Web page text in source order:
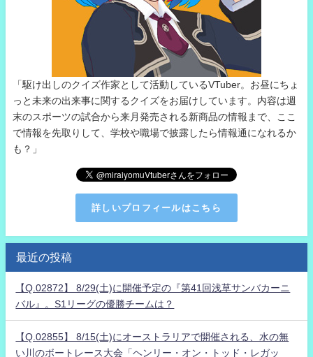
「駆け出しのクイズ作家として活動しているVTuber。お昼にちょ
っと未来の出来事に関するクイズをお届けしています。内容は週
末のスポーツの試合から来月発売される新商品の情報まで、ここ
で情報を先取りして、学校や職場で披露したら情報通になれるか
も？」
詳しいプロフィールはこちら
最近の投稿
【Q.02872】 8/29(土)に開催予定の『第41回浅草サンバカーニ
バル』。S1リーグの優勝チームは？
【Q.02855】 8/15(土)にオーストラリアで開催される、水の無
い川のボートレース大会「ヘンリー・オン・トッド・レガッ